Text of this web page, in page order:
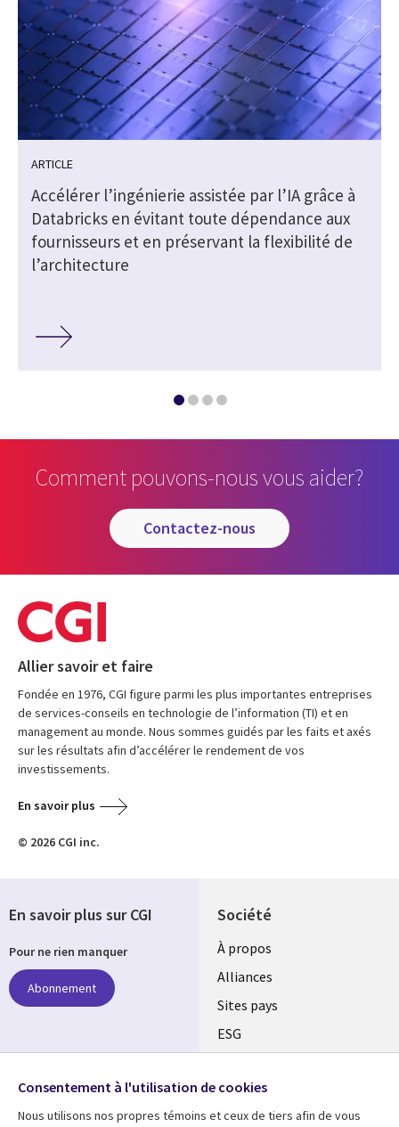
ARTICLE
Accélérer l’ingénierie assistée par l’IA grâce à
Databricks en évitant toute dépendance aux
fournisseurs et en préservant la flexibilité de
l’architecture
Comment pouvons-nous vous aider?
contactez-nous
Allier savoir et faire
Fondée en 1976, CGI figure parmi les plus importantes entreprises
de services-conseils en technologie de l’information (TI) et en
management au monde. Nous sommes guidés par les faits et axés
sur les résultats afin d’accélérer le rendement de vos
investissements.
En savoir plus
© 2026 CGI inc.
Société
À propos
Alliances
Sites pays
ESG
Fusions
Salle de presse
En savoir plus sur CGI
Pour ne rien manquer
Abonnement
Suivez-nous
Social
Consentement à l'utilisation de cookies
Nous utilisons nos propres témoins et ceux de tiers afin de vous